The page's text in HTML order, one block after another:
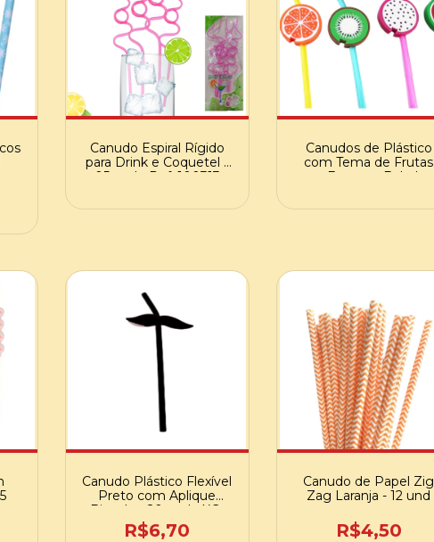
Canudo Espiral Rígido
para Drink e Coquetel -
05 und - Ref. 100313
Canudos de Plástico
com Tema de Frutas
para Festas e Baladas -
Canudo Plástico Flexível
Preto com Aplique
Bigode - 20 und - XG-
18008
R$6,70
Canudo de Papel Zig
Zag Laranja - 12 und
R$4,50